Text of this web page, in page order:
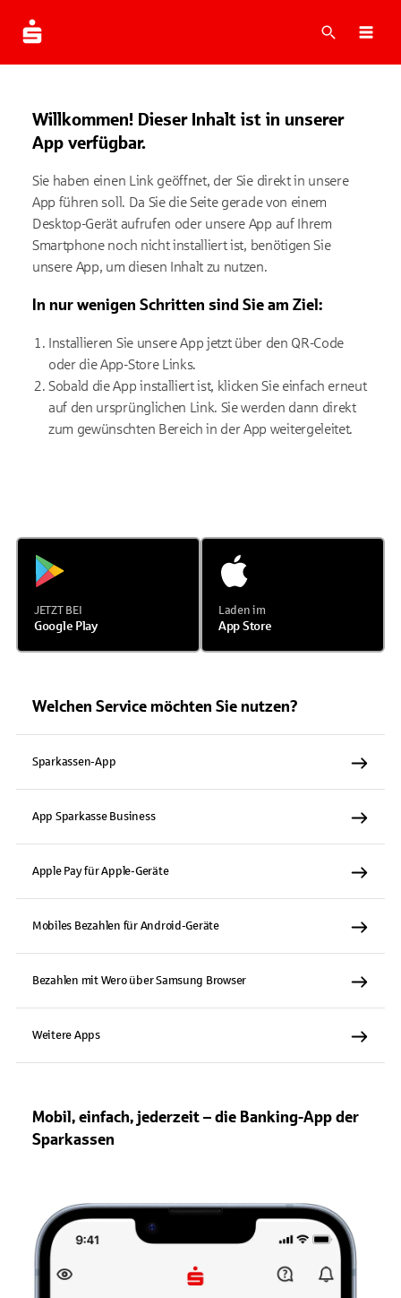
Suche
Willkommen! Dieser Inhalt ist in unserer
App verfügbar.
Sie haben einen Link geöffnet, der Sie direkt in unsere
App führen soll. Da Sie die Seite gerade von einem
Desktop-Gerät aufrufen oder unsere App auf Ihrem
Smartphone noch nicht installiert ist, benötigen Sie
unsere App, um diesen Inhalt zu nutzen.
In nur wenigen Schritten sind Sie am Ziel:
Installieren Sie unsere App jetzt über den QR-Code
oder die App-Store Links.
Sobald die App installiert ist, klicken Sie einfach erneut
auf den ursprünglichen Link. Sie werden dann direkt
zum gewünschten Bereich in der App weitergeleitet.
JETZT BEI
Google Play
Laden im
App Store
Welchen Service möchten Sie nutzen?
Sparkassen-App
App Sparkasse Business
Apple Pay für Apple-Geräte
Mobiles Bezahlen für Android-Geräte
Bezahlen mit Wero über Samsung Browser
Weitere Apps
Mobil, einfach, jederzeit – die Banking-App der
Sparkassen